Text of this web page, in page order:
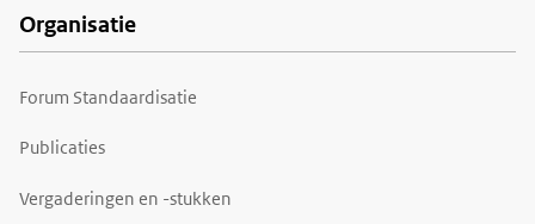
Organisatie
Forum Standaardisatie
Publicaties
Vergaderingen en -stukken